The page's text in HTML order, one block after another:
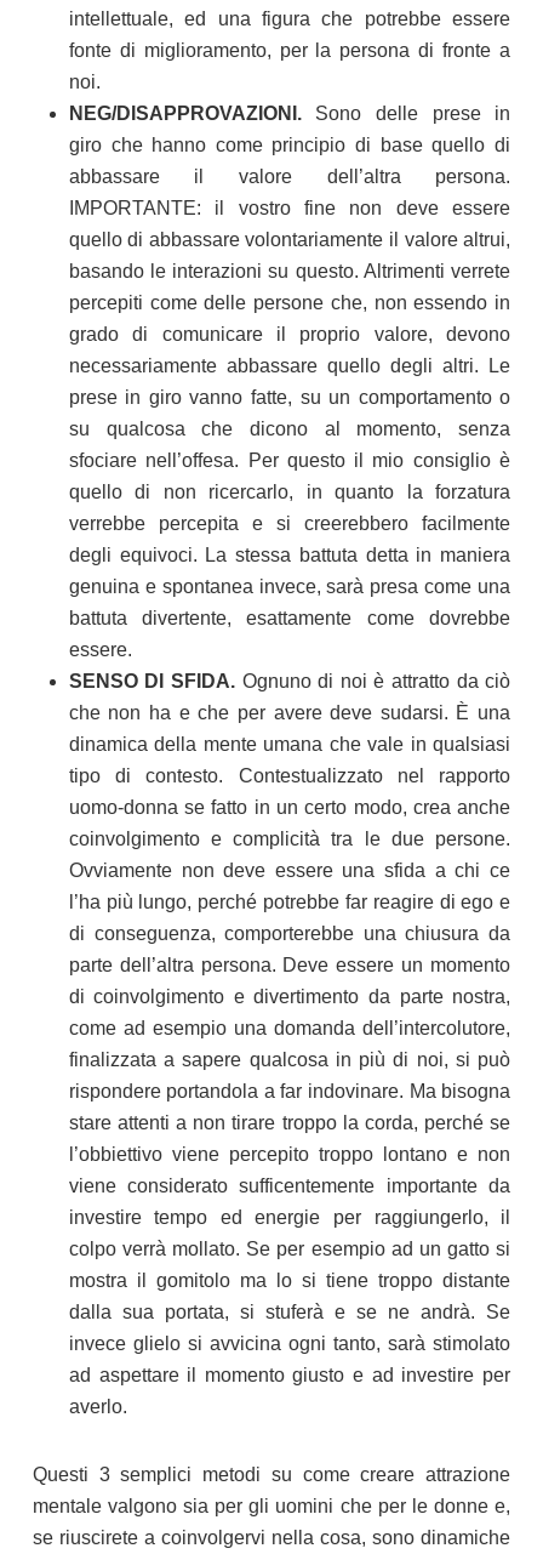
intellettuale, ed una figura che potrebbe essere
fonte di miglioramento, per la persona di fronte a
noi.
NEG/DISAPPROVAZIONI.Sono delle prese in
giro che hanno come principio di base quello di
abbassare il valore dell’altra persona.
IMPORTANTE: il vostro fine non deve essere
quello di abbassare volontariamente il valore altrui,
basando le interazioni su questo. Altrimenti verrete
percepiti come delle persone che, non essendo in
grado di comunicare il proprio valore, devono
necessariamente abbassare quello degli altri. Le
prese in giro vanno fatte, su un comportamento o
su qualcosa che dicono al momento, senza
sfociare nell’offesa. Per questo il mio consiglio è
quello di non ricercarlo, in quanto la forzatura
verrebbe percepita e si creerebbero facilmente
degli equivoci. La stessa battuta detta in maniera
genuina e spontanea invece, sarà presa come una
battuta divertente, esattamente come dovrebbe
essere.
SENSO DI SFIDA. Ognuno di noi è attratto da ciò
che non ha e che per avere deve sudarsi. È una
dinamica della mente umana che vale in qualsiasi
tipo di contesto. Contestualizzato nel rapporto
uomo-donna se fatto in un certo modo, crea anche
coinvolgimento e complicità tra le due persone.
Ovviamente non deve essere una sfida a chi ce
l’ha più lungo, perché potrebbe far reagire di ego e
di conseguenza, comporterebbe una chiusura da
parte dell’altra persona. Deve essere un momento
di coinvolgimento e divertimento da parte nostra,
come ad esempio una domanda dell’intercolutore,
finalizzata a sapere qualcosa in più di noi, si può
rispondere portandola a far indovinare. Ma bisogna
stare attenti a non tirare troppo la corda, perché se
l’obbiettivo viene percepito troppo lontano e non
viene considerato sufficentemente importante da
investire tempo ed energie per raggiungerlo, il
colpo verrà mollato. Se per esempio ad un gatto si
mostra il gomitolo ma lo si tiene troppo distante
dalla sua portata, si stuferà e se ne andrà. Se
invece glielo si avvicina ogni tanto, sarà stimolato
ad aspettare il momento giusto e ad investire per
averlo.
Questi 3 semplici metodi su come creare attrazione
mentale valgono sia per gli uomini che per le donne e,
se riuscirete a coinvolgervi nella cosa, sono dinamiche